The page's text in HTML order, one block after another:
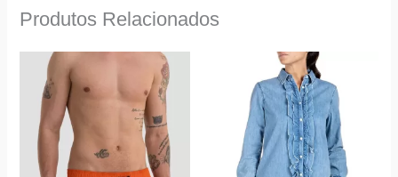
Produtos Relacionados
product
has
multiple
variants.
preço
original
era:
145,00 €.
O
preço
atual
é:
101,50 €.
This
product
has
multiple
variants.